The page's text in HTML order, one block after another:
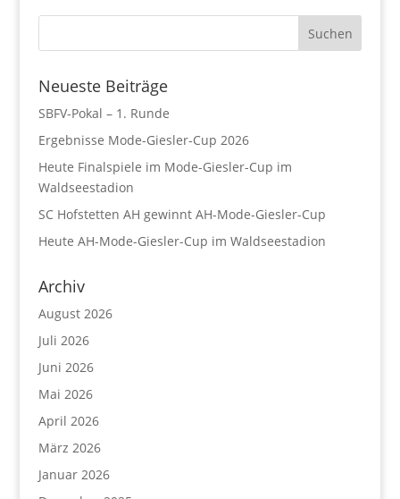
Neueste Beiträge
SBFV-Pokal – 1. Runde
Ergebnisse Mode-Giesler-Cup 2026
Heute Finalspiele im Mode-Giesler-Cup im
Waldseestadion
SC Hofstetten AH gewinnt AH-Mode-Giesler-Cup
Heute AH-Mode-Giesler-Cup im Waldseestadion
Archiv
August 2026
Juli 2026
Juni 2026
Mai 2026
April 2026
März 2026
Januar 2026